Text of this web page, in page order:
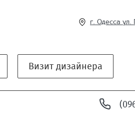
г. Одесса ул.
Визит дизайнера